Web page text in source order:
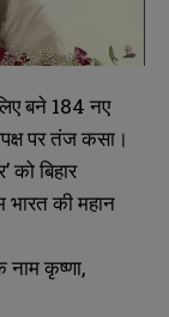
बने 184 नए
पर तंज कसा।
बिहार
की महान
नाम कृष्णा,